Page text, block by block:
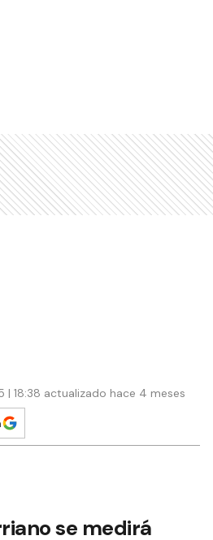
| 18:38 actualizado hace 4 meses
se medirá